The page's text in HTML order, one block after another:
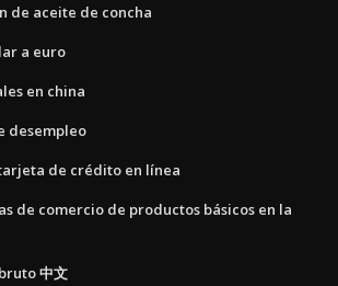
de aceite de concha
a euro
en china
desempleo
de crédito en línea
de comercio de productos básicos en la
中文